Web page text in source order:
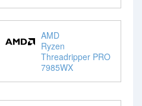
AMD
Ryzen
Threadripper PRO
7985WX